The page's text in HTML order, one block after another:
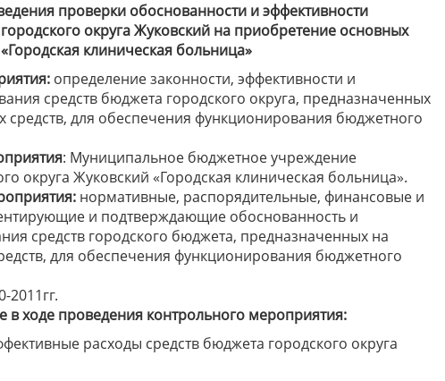
проверки обоснованности и эффективности
округа Жуковский на приобретение основных
клиническая больница»
определение законности, эффективности и
средств бюджета городского округа, предназначенных
средств, для обеспечения функционирования бюджетного
: Муниципальное бюджетное учреждение
округа Жуковский «Городская клиническая больница».
нормативные, распорядительные, финансовые и
и подтверждающие обоснованность и
средств городского бюджета, предназначенных на
для обеспечения функционирования бюджетного
2011гг.
в ходе проведения контрольного мероприятия:
расходы средств бюджета городского округа